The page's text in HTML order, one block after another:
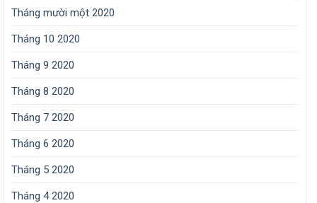
Tháng mười một 2020
Tháng 10 2020
Tháng 9 2020
Tháng 8 2020
Tháng 7 2020
Tháng 6 2020
Tháng 5 2020
Tháng 4 2020